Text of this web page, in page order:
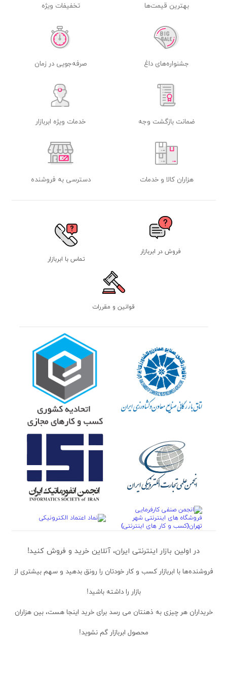
بهترین قیمت‌ها تخفیفات ویژه
جشنواره‌های داغ صرفه‌جویی در زمان
ضمانت بازگشت وجه خدمات ویژه ابربازار
هزاران کالا و خدمات دسترسی به فروشنده
فروش در ابربازار
تماس با ابربازار
قوانین و مقررات
در اولین بازار اینترنتی ایران، آنلاین خرید و فروش کنید!
فروشنده‌ها با ابربازار کسب و کار خودتان را رونق بدهید و سهم بیشتری از
بازار را داشته باشید!
خریداران هر چیزی به ذهنتان می رسد برای خرید اینجا هست، بین هزاران
محصول ابربازار گم نشوید!